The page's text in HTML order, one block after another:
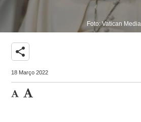
Foto: Vatican Media
share
18 Março 2022